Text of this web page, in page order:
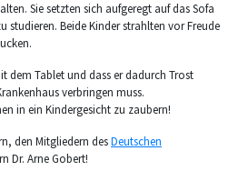
Sie setzten sich aufgeregt auf das Sofa
studieren. Beide Kinder strahlten vor Freude
dem Tablet und dass er dadurch Trost
verbringen muss.
in ein Kindergesicht zu zaubern!
den Mitgliedern desDeutschen
Dr. Arne Gobert!